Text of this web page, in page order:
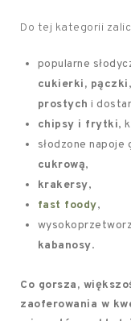
Do tej kategorii
popularne
cukierki, pączki
prostych i
chipsy i frytki,
słodzone napoje
cukrową,
krakersy,
fast foody,
kabanosy.
Co gorsza,
zaoferowania w